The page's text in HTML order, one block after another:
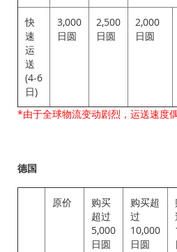
快
速
运
送
(4-6
日)
3,000
日圆
2,500
日圆
2,000
日圆
*由于全球物流变动剧烈，运送速度
德国
原价
购买
超过
5,000
日圆
购买超
过
10,000
日圆